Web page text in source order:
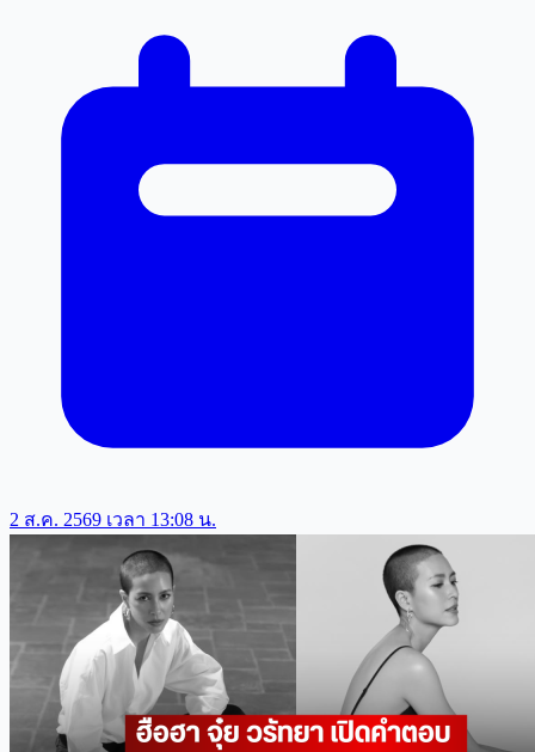
2 ส.ค. 2569 เวลา 13:08 น.